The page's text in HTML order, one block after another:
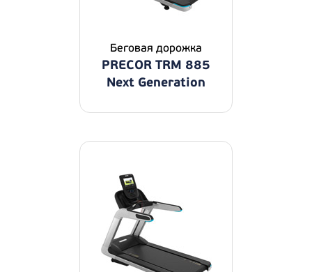
Беговая дорожка
PRECOR TRM 885
Next Generation